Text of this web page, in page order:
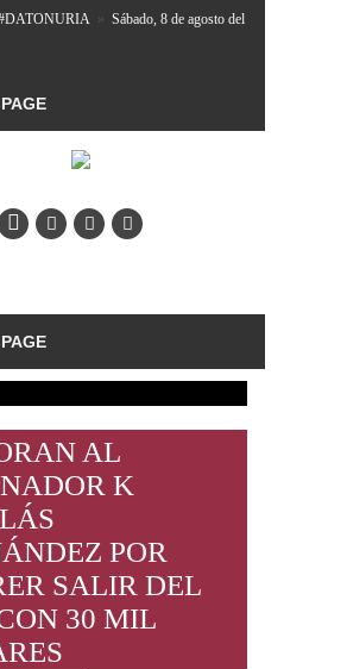
#DATONURIA » Sábado, 8 de agosto del
AL
K
POR
SALIR DEL
30 MIL